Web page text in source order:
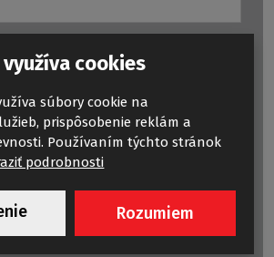
hviezdičkou ( *) sú povinné.
cookies
súbory cookie na
prispôsobenie reklám a
Používaním týchto stránok
podrobnosti
Rozumiem